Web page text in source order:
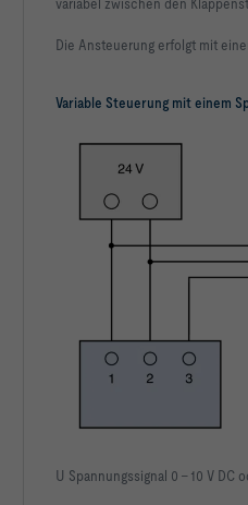
Variable Steuerung mit einem
U Spannungssignal 0 – 10 V DC
variabel zwischen den
Die Ansteuerung erfolgt mit